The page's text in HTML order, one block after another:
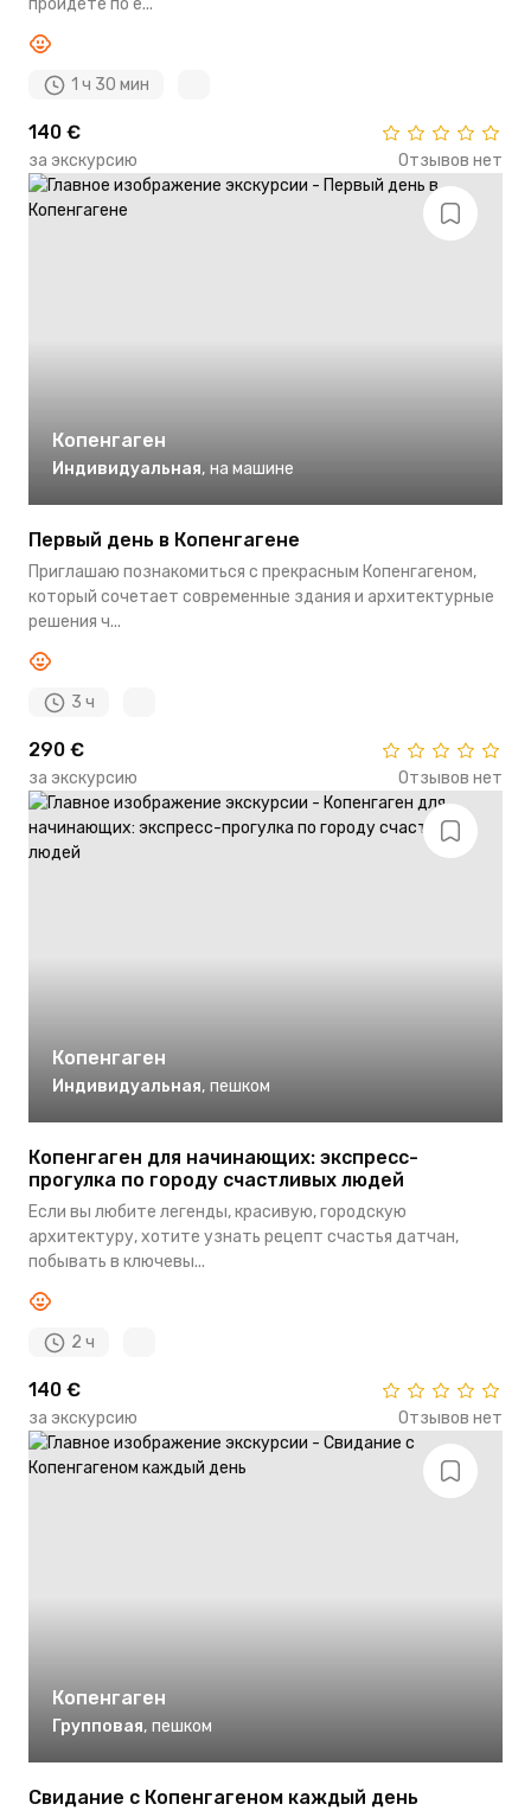
пройдете по е...
1 ч 30 мин
140 €
за экскурсию Отзывов нет
Копенгаген
Индивидуальная, на машине
Первый день в Копенгагене
Приглашаю познакомиться с прекрасным Копенгагеном,
который сочетает современные здания и архитектурные
решения ч...
3 ч
290 €
за экскурсию Отзывов нет
Копенгаген
Индивидуальная, пешком
Копенгаген для начинающих: экспресс-
прогулка по городу счастливых людей
Если вы любите легенды, красивую, городскую
архитектуру, хотите узнать рецепт счастья датчан,
побывать в ключевы...
2 ч
140 €
за экскурсию Отзывов нет
Копенгаген
Групповая, пешком
Свидание с Копенгагеном каждый день